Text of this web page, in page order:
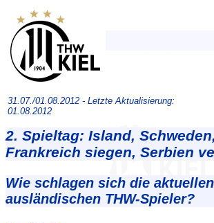
31.07./01.08.2012 - Letzte Aktualisierung:
01.08.2012
2. Spieltag: Island,
Frankreich siegen, Serbien
Wie schlagen sich die
ausländischen THW-Spieler?